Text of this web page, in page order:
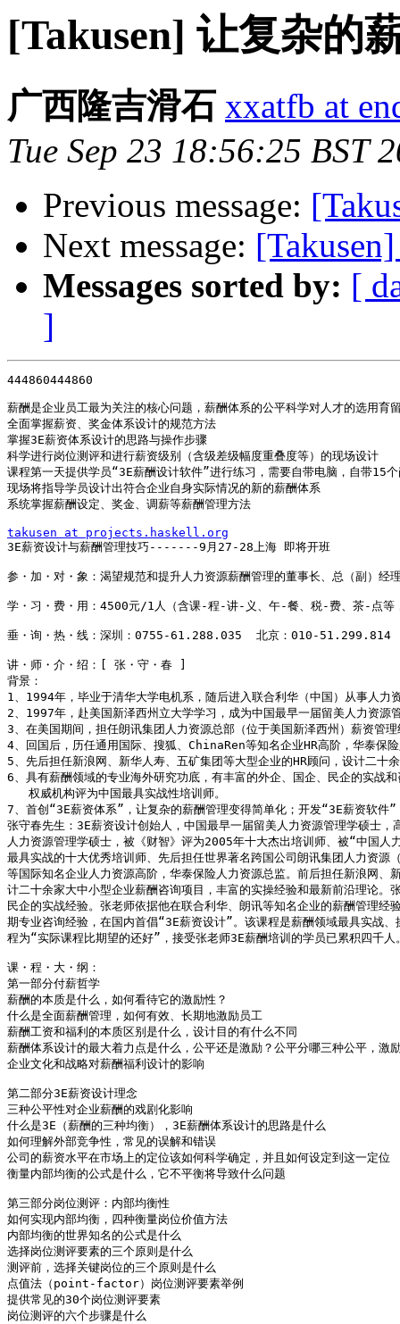
[Takusen] 让复杂的
广西隆吉滑石 xxatfb at
Tue Sep 23 18:56:25 BST
Previous message:
Next message:
Messages sorted by: [
]
444860444860
薪酬是企业员工最为关注的核心问题，薪酬体系的公平科学对人才的选用育
全面掌握薪资、奖金体系设计的规范方法
掌握3E薪资体系设计的思路与操作步骤
科学进行岗位测评和进行薪资级别（含级差级幅度重叠度等）的现场设计
课程第一天提供学员“3E薪酬设计软件”进行练习，需要自带电脑，自带15
现场将指导学员设计出符合企业自身实际情况的新的薪酬体系
系统掌握薪酬设定、奖金、调薪等薪酬管理方法
takusen at projects.haskell.org
3E薪资设计与薪酬管理技巧-------9月27-28上海 即将开班
参・加・对・象：渴望规范和提升人力资源薪酬管理的董事长、总（副）
学・习・费・用：4500元/1人（含课-程-讲-义、午-餐、税-费、茶-点等
垂・询・热・线：深圳：0755-61.288.035  北京：010-
讲・师・介・绍：[ 张・守・春 ]
背景：
1、1994年，毕业于清华大学电机系，随后进入联合利华（中国）从事人力
2、1997年，赴美国新泽西州立大学学习，成为中国最早一届留美人力资源
3、在美国期间，担任朗讯集团人力资源总部（位于美国新泽西州）薪资管理
4、回国后，历任通用国际、搜狐、ChinaRen等知名企业HR高阶，华泰保
5、先后担任新浪网、新华人寿、五矿集团等大型企业的HR顾问，设计二十
6、具有薪酬领域的专业海外研究功底，有丰富的外企、国企、民企的实战
   权威机构评为中国最具实战性培训师。
7、首创“3E薪资体系”，让复杂的薪酬管理变得简单化；开发“3E薪资软件
张守春先生：3E薪资设计创始人，中国最早一届留美人力资源管理学硕士
人力资源管理学硕士，被《财智》评为2005年十大杰出培训师、被“中国
最具实战的十大优秀培训师、先后担任世界著名跨国公司朗讯集团人力资
等国际知名企业人力资源高阶，华泰保险人力资源总监。前后担任新浪网
计二十余家大中小型企业薪酬咨询项目，丰富的实操经验和最新前沿理论
民企的实战经验。张老师依据他在联合利华、朗讯等知名企业的薪酬管理
期专业咨询经验，在国内首倡“3E薪资设计”。该课程是薪酬领域最具实战
程为“实际课程比期望的还好”，接受张老师3E薪酬培训的学员已累积四千人
课・程・大・纲：
第一部分付薪哲学
薪酬的本质是什么，如何看待它的激励性？
什么是全面薪酬管理，如何有效、长期地激励员工
薪酬工资和福利的本质区别是什么，设计目的有什么不同
薪酬体系设计的最大着力点是什么，公平还是激励？公平分哪三种公平，激
企业文化和战略对薪酬福利设计的影响
第二部分3E薪资设计理念
三种公平性对企业薪酬的戏剧化影响
什么是3E（薪酬的三种均衡），3E薪酬体系设计的思路是什么
如何理解外部竞争性，常见的误解和错误
公司的薪资水平在市场上的定位该如何科学确定，并且如何设定到这一定位
衡量内部均衡的公式是什么，它不平衡将导致什么问题
第三部分岗位测评：内部均衡性
如何实现内部均衡，四种衡量岗位价值方法
内部均衡的世界知名的公式是什么
选择岗位测评要素的三个原则是什么
测评前，选择关键岗位的三个原则是什么
点值法（point-factor）岗位测评要素举例
提供常见的30个岗位测评要素
岗位测评的六个步骤是什么